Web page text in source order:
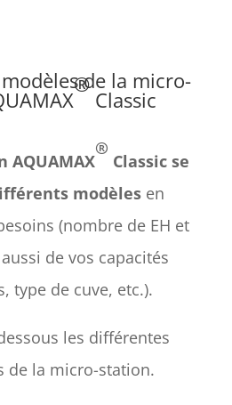
de la micro-
®
Classic
AQUAMAX
®
Classic se
modèles en
(nombre de EH et
de vos capacités
type de cuve, etc.).
les différentes
de la micro-station.